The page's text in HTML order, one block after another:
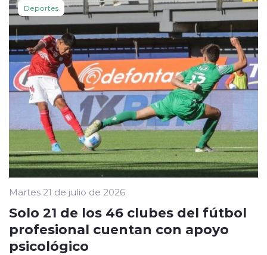
Deportes
Martes 21 de julio de 2026
Solo 21 de los 46 clubes del fútbol
profesional cuentan con apoyo
psicológico